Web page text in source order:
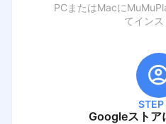
PCまたはMacに
てイン
Googleストア